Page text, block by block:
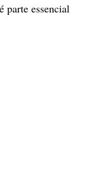
parte essencial